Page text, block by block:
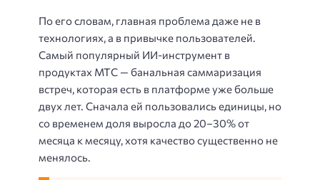
По его словам, главная проблема даже не в
технологиях, а в привычке пользователей.
Самый популярный ИИ-инструмент в
продуктах МТС — банальная саммаризация
встреч, которая есть в платформе уже больше
двух лет. Сначала ей пользовались единицы, но
со временем доля выросла до 20–30% от
месяца к месяцу, хотя качество существенно не
менялось.